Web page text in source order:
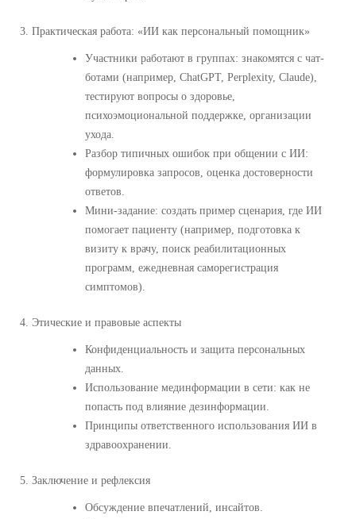
3. Практическая работа: «ИИ как персональный помощник»
Участники работают в группах: знакомятся с чат-
ботами (например, ChatGPT, Perplexity, Claude),
тестируют вопросы о здоровье,
психоэмоциональной поддержке, организации
ухода.
Разбор типичных ошибок при общении с ИИ:
формулировка запросов, оценка достоверности
ответов.
Мини-задание: создать пример сценария, где ИИ
помогает пациенту (например, подготовка к
визиту к врачу, поиск реабилитационных
программ, ежедневная саморегистрация
симптомов).
4. Этические и правовые аспекты
Конфиденциальность и защита персональных
данных.
Использование мединформации в сети: как не
попасть под влияние дезинформации.
Принципы ответственного использования ИИ в
здравоохранении.
5. Заключение и рефлексия
Обсуждение впечатлений, инсайтов.